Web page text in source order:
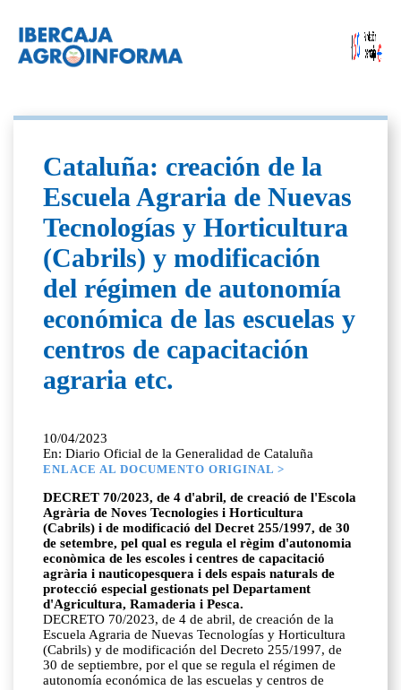
Cataluña: creación de la
Escuela Agraria de Nuevas
Tecnologías y Horticultura
(Cabrils) y modificación
del régimen de autonomía
económica de las escuelas y
centros de capacitación
agraria etc.
10/04/2023
En: Diario Oficial de la Generalidad de Cataluña
ENLACE AL DOCUMENTO ORIGINAL >
DECRET 70/2023, de 4 d'abril, de creació de l'Escola
Agrària de Noves Tecnologies i Horticultura
(Cabrils) i de modificació del Decret 255/1997, de 30
de setembre, pel qual es regula el règim d'autonomia
econòmica de les escoles i centres de capacitació
agrària i nauticopesquera i dels espais naturals de
protecció especial gestionats pel Departament
d'Agricultura, Ramaderia i Pesca.
DECRETO 70/2023, de 4 de abril, de creación de la
Escuela Agraria de Nuevas Tecnologías y Horticultura
(Cabrils) y de modificación del Decreto 255/1997, de
30 de septiembre, por el que se regula el régimen de
autonomía económica de las escuelas y centros de